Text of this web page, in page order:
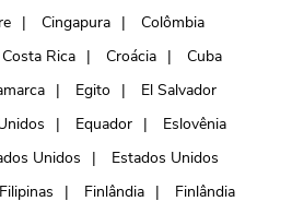
Cingapura
Colômbia
Costa Rica Croácia
Cuba
Egito
El Salvador
Equador
Eslovênia
Unidos
Estados Unidos
Filipinas Finlândia
Finlândia